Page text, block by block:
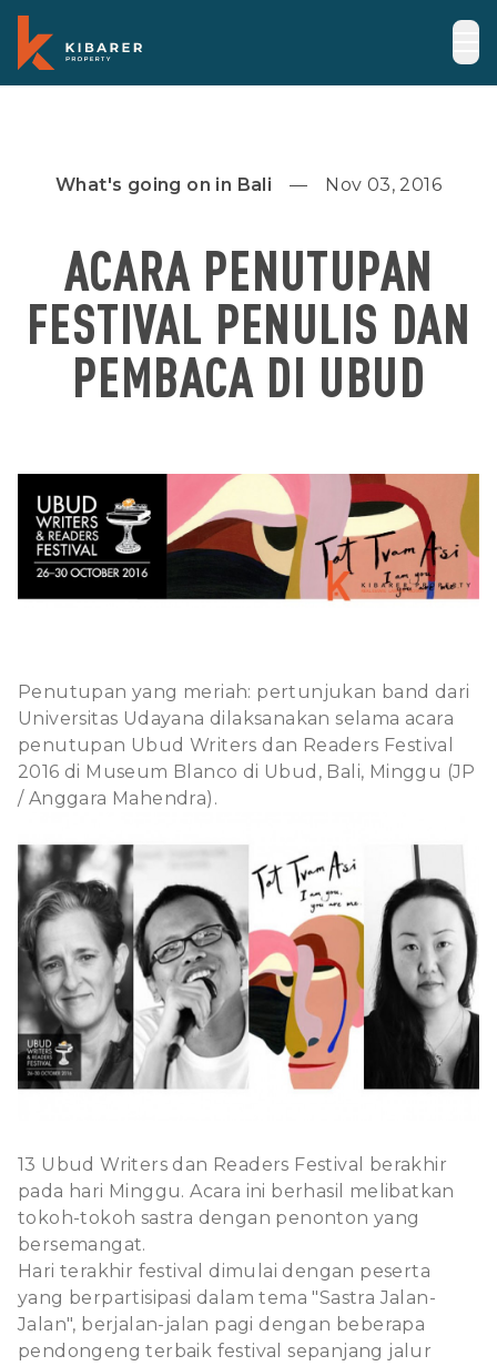
What's going on in Bali Nov 03, 2016
ACARA PENUTUPAN
FESTIVAL PENULIS DAN
PEMBACA DI UBUD
Penutupan yang meriah: pertunjukan band dari
Universitas Udayana dilaksanakan selama acara
penutupan Ubud Writers dan Readers Festival
2016 di Museum Blanco di Ubud, Bali, Minggu (JP
/ Anggara Mahendra).
13 Ubud Writers dan Readers Festival berakhir
pada hari Minggu. Acara ini berhasil melibatkan
tokoh-tokoh sastra dengan penonton yang
bersemangat.
Hari terakhir festival dimulai dengan peserta
yang berpartisipasi dalam tema "Sastra Jalan-
Jalan", berjalan-jalan pagi dengan beberapa
pendongeng terbaik festival sepanjang jalur